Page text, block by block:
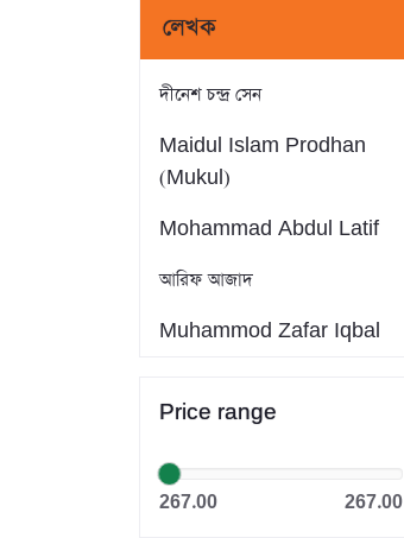
লেখক
দীনেশ চন্দ্র সেন
Maidul Islam Prodhan
(Mukul)
Mohammad Abdul Latif
আরিফ আজাদ
Muhammod Zafar Iqbal
Dr. Khandaker Abdullah
Jahangir
Price range
267.00 267.00